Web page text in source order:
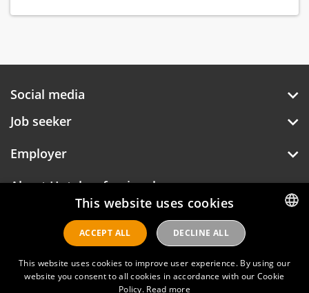
Social media
Job seeker
Employer
About Hotelprofessionals
Hotelprofessionals
ENGLISH
This website uses cookies
This website uses cookies to improve user experience. By using our
website you consent to all cookies in accordance with our Cookie
Policy. Read more
ACCEPT ALL DECLINE ALL